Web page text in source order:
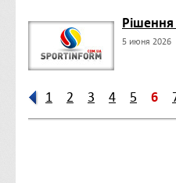
5 июня 2026
1 2 3 4 5 6